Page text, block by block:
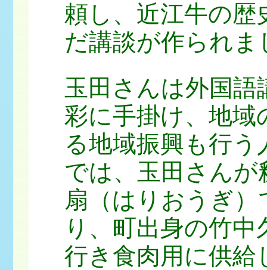
頼し、近江牛の歴
だ講談が作られま
玉田さんは外国
彩に手掛け、地域
る地域振興も行う
では、玉田さん
扇（はりおうぎ
り、町出身の竹
行き食肉用に供給